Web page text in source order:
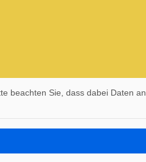
beachten Sie, dass dabei Daten an